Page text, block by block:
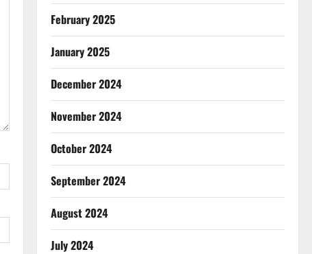
February 2025
January 2025
December 2024
November 2024
October 2024
September 2024
August 2024
July 2024